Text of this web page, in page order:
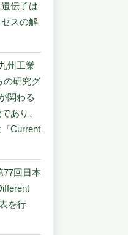
伝子は
スの解
州工業
の研究グ
関わる
あり、
Current
77回日本
を行